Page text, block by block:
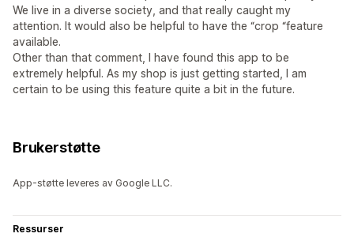
We live in a diverse society, and that really caught my
attention. It would also be helpful to have the “crop “feature
available.
Other than that comment, I have found this app to be
extremely helpful. As my shop is just getting started, I am
certain to be using this feature quite a bit in the future.
Brukerstøtte
App-støtte leveres av Google LLC.
Ressurser